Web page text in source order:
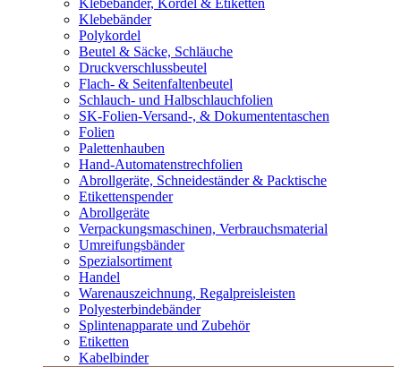
Klebebänder, Kordel & Etiketten
Klebebänder
Polykordel
Beutel & Säcke, Schläuche
Druckverschlussbeutel
Flach- & Seitenfaltenbeutel
Schlauch- und Halbschlauchfolien
SK-Folien-Versand-, & Dokumententaschen
Folien
Palettenhauben
Hand-Automatenstrechfolien
Abrollgeräte, Schneideständer & Packtische
Etikettenspender
Abrollgeräte
Verpackungsmaschinen, Verbrauchsmaterial
Umreifungsbänder
Spezialsortiment
Handel
Warenauszeichnung, Regalpreisleisten
Polyesterbindebänder
Splintenapparate und Zubehör
Etiketten
Kabelbinder